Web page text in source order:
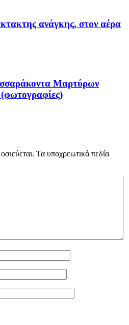
ανάγκης, στον αέρα
Μαρτύρων
Τα υποχρεωτικά πεδία